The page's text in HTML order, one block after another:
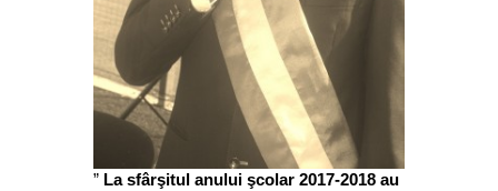
” La sfârşitul anului şcolar 2017-2018 au